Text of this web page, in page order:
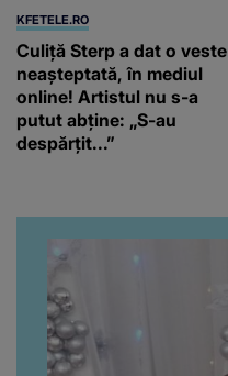
KFETELE.RO
Culiță Sterp a dat o veste
neașteptată, în mediul
online! Artistul nu s-a
putut abține: „S-au
despărțit...”